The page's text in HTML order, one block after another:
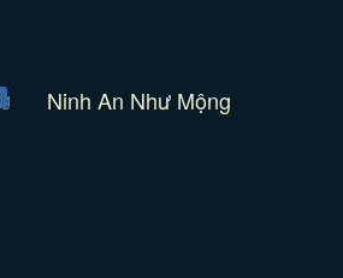
Ninh An Như Mộng